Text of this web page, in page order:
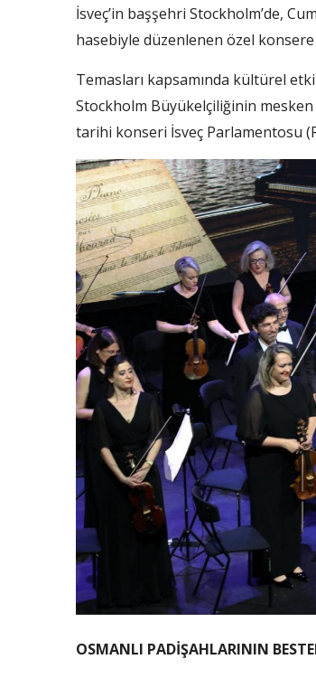
İsveç’in başşehri Stockholm’de,
hasebiyle düzenlenen özel konsere
Temasları kapsamında kültürel
Stockholm Büyükelçiliğinin
tarihi konseri İsveç Parlamentosu
OSMANLI PADİŞAHLARININ